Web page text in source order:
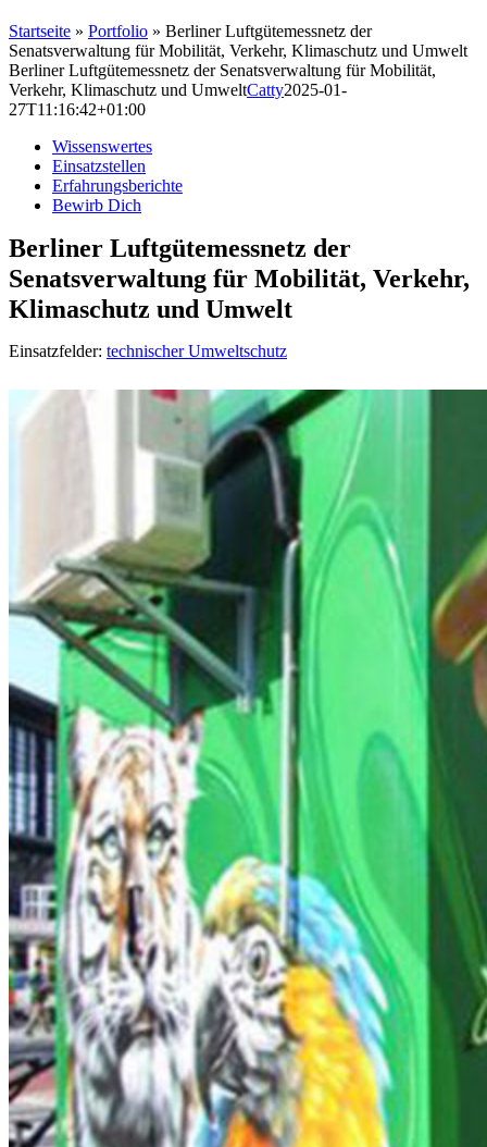
Startseite » Portfolio » Berliner Luftgütemessnetz der
Senatsverwaltung für Mobilität, Verkehr, Klimaschutz und Umwelt
Berliner Luftgütemessnetz der Senatsverwaltung für Mobilität,
Verkehr, Klimaschutz und UmweltCatty2025-01-
27T11:16:42+01:00
Wissenswertes
Einsatzstellen
Erfahrungsberichte
Bewirb Dich
Berliner Luftgütemessnetz der
Senatsverwaltung für Mobilität, Verkehr,
Klimaschutz und Umwelt
Einsatzfelder: technischer Umweltschutz